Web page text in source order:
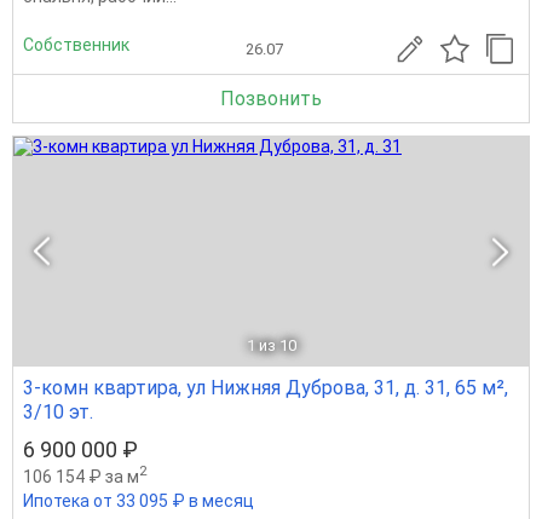
Собственник 26.07
Позвонить
1 из 10
3-комн квартира, ул Нижняя Дуброва, 31, д. 31, 65 м²,
3/10 эт.
6 900 000 ₽
106 154 ₽ за м2
Ипотека от 33 095 ₽ в месяц